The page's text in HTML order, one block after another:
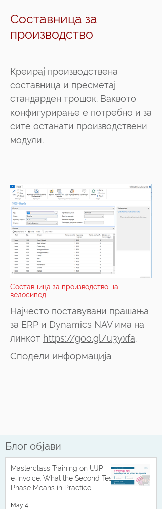
Составница за
производство
Креирај производствена
составница и пресметај
стандарден трошок. Ваквото
конфигурирање е потребно и за
сите останати производствени
модули.
Составница за производство на
велосипед
Најчесто поставувани прашања
за ERP и Dynamics NAV има на
линкот https://goo.gl/u3yxfa.
Сподели информација
Блог објави
Masterclass Training on UJP
e‑Invoice: What the Second Test
Phase Means in Practice
May 4